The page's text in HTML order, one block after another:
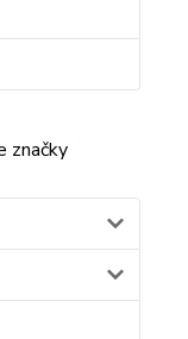
značky